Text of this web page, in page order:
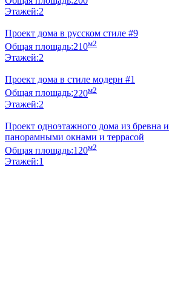
Этажей:2
Проект дома в русском стиле #9
Общая площадь:210м2
Этажей:2
Проект дома в стиле модерн #1
Общая площадь:220м2
Этажей:2
Проект одноэтажного дома из бревна
панорамными окнами и террасой
Общая площадь:120м2
Этажей:1